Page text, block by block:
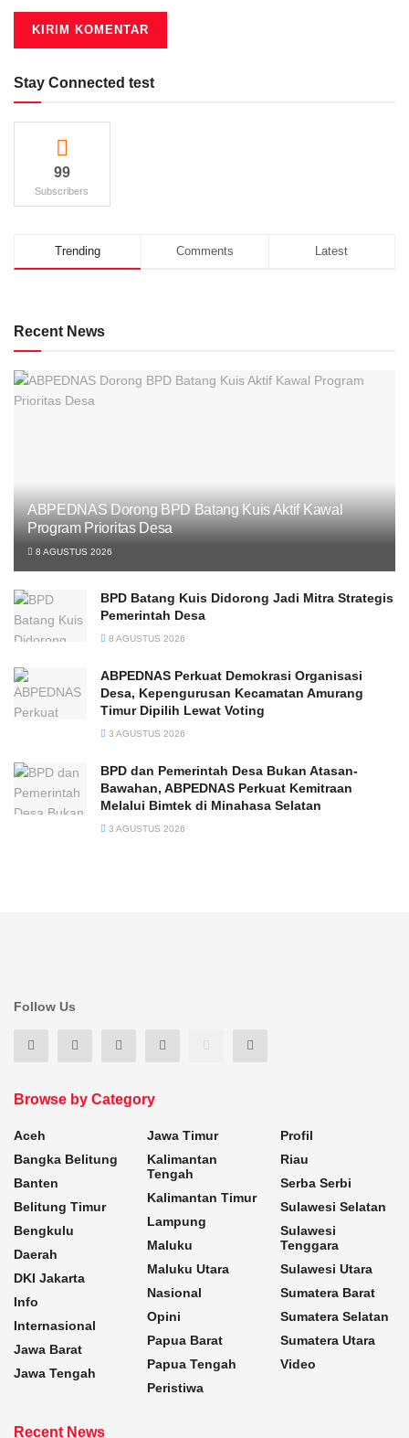
Stay Connected test
99
Subscribers
Trending Comments Latest
Recent News
ABPEDNAS Dorong BPD Batang Kuis Aktif Kawal
Program Prioritas Desa
8 AGUSTUS 2026
BPD Batang Kuis Didorong Jadi Mitra Strategis
Pemerintah Desa
8 AGUSTUS 2026
ABPEDNAS Perkuat Demokrasi Organisasi
Desa, Kepengurusan Kecamatan Amurang
Timur Dipilih Lewat Voting
3 AGUSTUS 2026
BPD dan Pemerintah Desa Bukan Atasan-
Bawahan, ABPEDNAS Perkuat Kemitraan
Melalui Bimtek di Minahasa Selatan
3 AGUSTUS 2026
Follow Us
Browse by Category
Aceh
Bangka Belitung
Banten
Belitung Timur
Bengkulu
Daerah
DKI Jakarta
Info
Internasional
Jawa Barat
Jawa Tengah
Jawa Timur
Kalimantan
Tengah
Kalimantan Timur
Lampung
Maluku
Maluku Utara
Nasional
Opini
Papua Barat
Papua Tengah
Peristiwa
Profil
Riau
Serba Serbi
Sulawesi Selatan
Sulawesi
Tenggara
Sulawesi Utara
Sumatera Barat
Sumatera Selatan
Sumatera Utara
Video
Recent News